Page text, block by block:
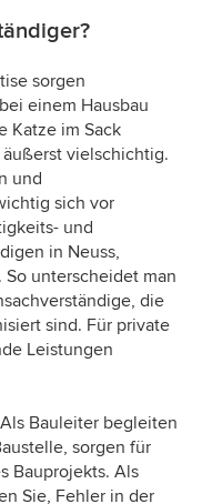
sorgen
einem Hausbau
Katze im Sack
vielschichtig.
und
sich vor
und
in Neuss,
unterscheidet man
die
sind. Für private
Leistungen
Bauleiter begleiten
sorgen für
Bauprojekts. Als
Sie, Fehler in der